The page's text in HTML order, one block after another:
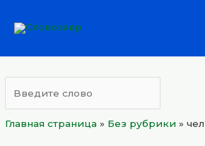
Главная страница » Без рубрики »